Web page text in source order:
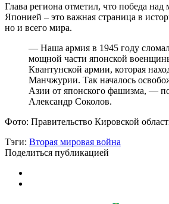
Глава региона отметил, что победа над
Японией – это важная страница в
но и всего мира.
— Наша армия в 1945 году
мощной части японской
Квантунской армии, которая
Манчжурии. Так началось
Азии от японского фашизма, —
Александр Соколов.
Фото: Правительство Кировской
Тэги: Вторая мировая война
Поделиться публикацией